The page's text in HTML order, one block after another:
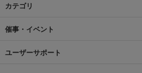
カテゴリ
催事・イベント
ユーザーサポート